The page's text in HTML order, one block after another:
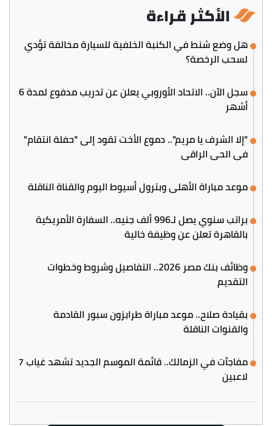
الأكثر قراءة
هل وضع شنط في الكنبة الخلفية للسيارة مخالفة تؤدي
لسحب الرخصة؟
سجل الآن.. الاتحاد الأوروبي يعلن عن تدريب مدفوع لمدة 6
أشهر
"إلا الشرف يا مريم".. دموع الأخت تقود إلى "حفلة انتقام"
في الحي الراقي
موعد مباراة الأهلي وبترول أسيوط اليوم والقناة الناقلة
براتب سنوي يصل لـ996 ألف جنيه.. السفارة الأمريكية
بالقاهرة تعلن عن وظيفة خالية
وظائف بنك مصر 2026.. التفاصيل وشروط وخطوات
التقديم
بقيادة صلاح.. موعد مباراة طرابزون سبور القادمة
والقنوات الناقلة
مفاجآت في الزمالك.. قائمة الموسم الجديد تشهد غياب 7
لاعبين